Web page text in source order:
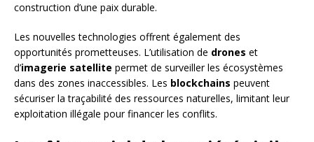
construction d’une paix durable.
Les nouvelles technologies offrent également des
opportunités prometteuses. L’utilisation de drones et
d’imagerie satellite permet de surveiller les écosystèmes
dans des zones inaccessibles. Les blockchains peuvent
sécuriser la traçabilité des ressources naturelles, limitant leur
exploitation illégale pour financer les conflits.